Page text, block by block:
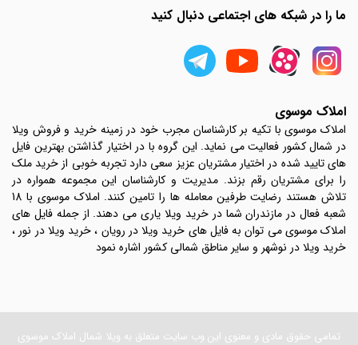
ما را در شبکه های اجتماعی دنبال کنید
املاک موسوی
املاک موسوی با تکیه بر کارشناسان مجرب خود در زمینه خرید و فروش ویلا
در شمال کشور فعالیت می نماید. این گروه با در اختیار گذاشتن بهترین فایل
های تایید شده در اختیار مشتریان عزیز سعی دارد تجربه خوبی از خرید ملک
را برای مشتریان رقم بزند. مدیریت و کارشناسان این مجموعه همواره در
تلاش هستند رضایت طرفین معامله ها را تامین کنند. املاک موسوی با 18
شعبه فعال در مازندران شما در خرید ویلا یاری می دهند. از جمله فایل های
املاک موسوی می توان به فایل های خرید ویلا در رویان ، خرید ویلا در نور ،
خرید ویلا در نوشهر و سایر مناطق شمالی کشور اشاره نمود
تمامی حقوق مادی و معنوی این وب سایت متعلق به ویلا شمال املاک موسوی